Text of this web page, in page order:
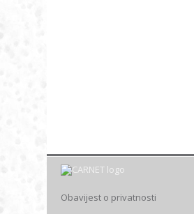
Obavijest o privatnosti